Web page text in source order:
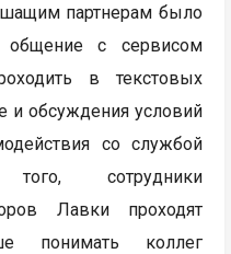
партнерам было
общение с сервисом
в текстовых
и обсуждения условий
со службой
сотрудники
Лавки проходят
понимать коллег